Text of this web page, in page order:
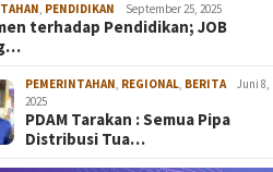
, PENDIDIKAN September 25, 2025
terhadap Pendidikan; JOB
PEMERINTAHAN, REGIONAL, BERITA
Juni 8,
2025
PDAM Tarakan : Semua Pipa
Distribusi Tua…